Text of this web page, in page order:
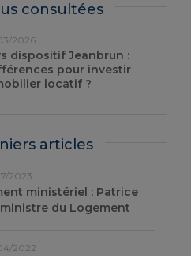
consultées
2026
dispositif Jeanbrun :
pour investir
locatif ?
articles
2023
ministériel : Patrice
du Logement
2022